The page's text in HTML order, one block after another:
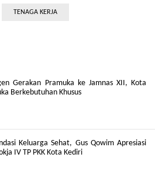
TENAGA KERJA
Gerakan Pramuka ke Jamnas XII, Kota
Berkebutuhan Khusus
Keluarga Sehat, Gus Qowim Apresiasi
IV TP PKK Kota Kediri